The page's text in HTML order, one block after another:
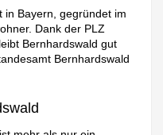
in Bayern, gegründet im
Dank der PLZ
Bernhardswald gut
Bernhardswald